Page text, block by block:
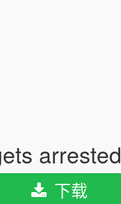
arrested
下载